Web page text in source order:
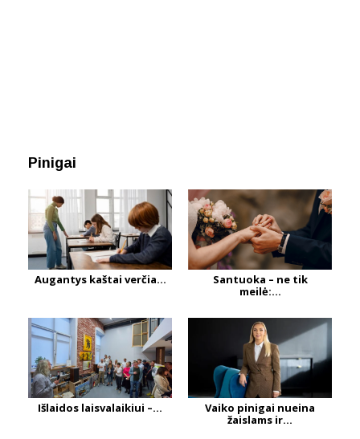
Pinigai
Augantys kaštai verčia...
Santuoka – ne tik
meilė:...
Išlaidos laisvalaikiui –...
Vaiko pinigai nueina
žaislams ir...